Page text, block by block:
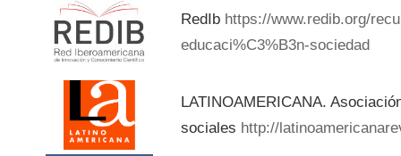
RedIb https://www.redib.org/
educaci%C3%B3n-sociedad
LATINOAMERICANA.
sociales http://